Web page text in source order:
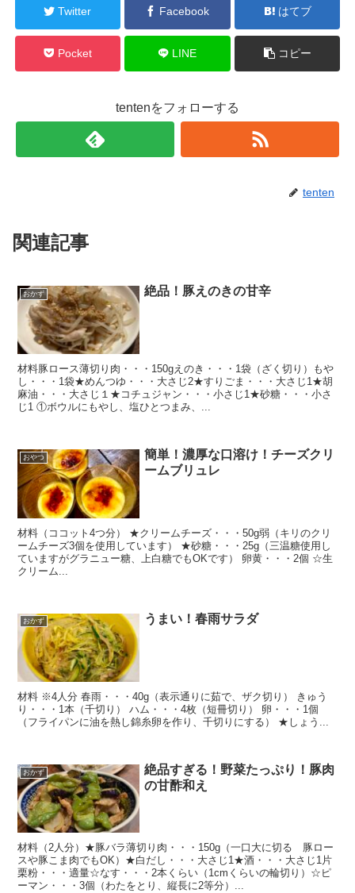
Twitter Facebook はてブ
Pocket LINE コピー
tentenをフォローする
tenten
関連記事
おかず 絶品！豚えのきの甘辛
材料豚ロース薄切り肉・・・150gえのき・・・1袋（ざく切り）もや
し・・・1袋★めんつゆ・・・大さじ2★すりごま・・・大さじ1★胡
麻油・・・大さじ１★コチュジャン・・・小さじ1★砂糖・・・小さ
じ1 ①ボウルにもやし、塩ひとつまみ、...
おやつ
簡単！濃厚な口溶け！チーズクリ
ームブリュレ
材料（ココット4つ分） ★クリームチーズ・・・50g弱（キリのクリ
ームチーズ3個を使用しています） ★砂糖・・・25g（三温糖使用し
ていますがグラニュー糖、上白糖でもOKです） 卵黄・・・2個 ☆生
クリーム...
おかず うまい！春雨サラダ
材料 ※4人分 春雨・・・40g（表示通りに茹で、ザク切り） きゅう
り・・・1本（千切り） ハム・・・4枚（短冊切り） 卵・・・1個
（フライパンに油を熱し錦糸卵を作り、千切りにする） ★しょう...
おかず
絶品すぎる！野菜たっぷり！豚肉
の甘酢和え
材料（2人分）★豚バラ薄切り肉・・・150g（一口大に切る 豚ロー
スや豚こま肉でもOK）★白だし・・・大さじ1★酒・・・大さじ1片
栗粉・・・適量☆なす・・・2本くらい（1cmくらいの輪切り）☆ピ
ーマン・・・3個（わたをとり、縦長に2等分）...